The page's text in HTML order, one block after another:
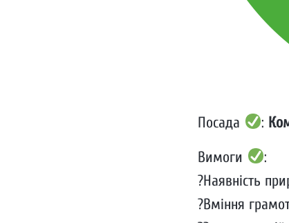
Посада :
Вимоги
:
?Наявність
?Вміння